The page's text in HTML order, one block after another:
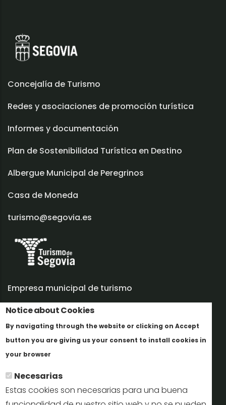
Notice about Cookies
By navigating through the website or clicking on Accept
button you are giving us your consent to install cookies in
your browser
Necesarias
Estas cookies son necesarias para una buena
Concejalía de Turismo
Redes y asociaciones de promoción turística
Informes y documentación
Plan de Sostenibilidad Turística en Destino
Albergue Municipal de Peregrinos
Casa de Moneda
turismo@segovia.es
Empresa municipal de turismo
Trabaja con nosotros
Informes y documentación
Perfil del contratante
Oficinas de Turismo
reservas@turismodesegovia.com